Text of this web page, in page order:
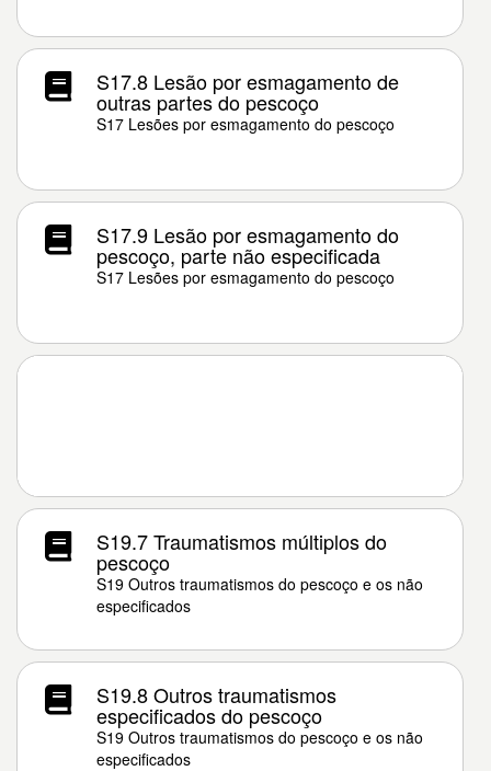
S17.8 Lesão por esmagamento de
outras partes do pescoço
S17 Lesões por esmagamento do pescoço
S17.9 Lesão por esmagamento do
pescoço, parte não especificada
S17 Lesões por esmagamento do pescoço
S19.7 Traumatismos múltiplos do
pescoço
S19 Outros traumatismos do pescoço e os não
especificados
S19.8 Outros traumatismos
especificados do pescoço
S19 Outros traumatismos do pescoço e os não
especificados